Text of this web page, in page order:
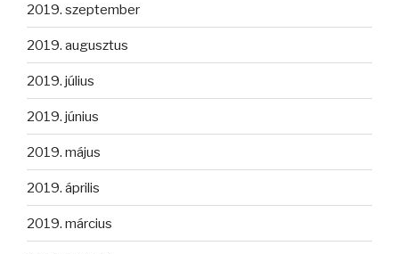
2019. szeptember
2019. augusztus
2019. július
2019. június
2019. május
2019. április
2019. március